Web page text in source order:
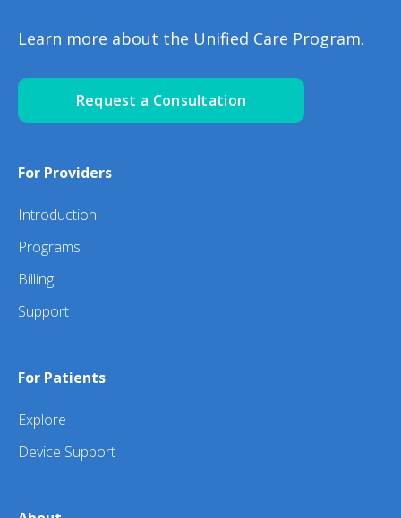
Learn more about the Unified Care Program.
Request a Consultation
For Providers
Introduction
Programs
Billing
Support
For Patients
Explore
Device Support